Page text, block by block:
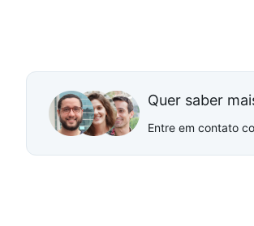
Quer saber
Entre em contato